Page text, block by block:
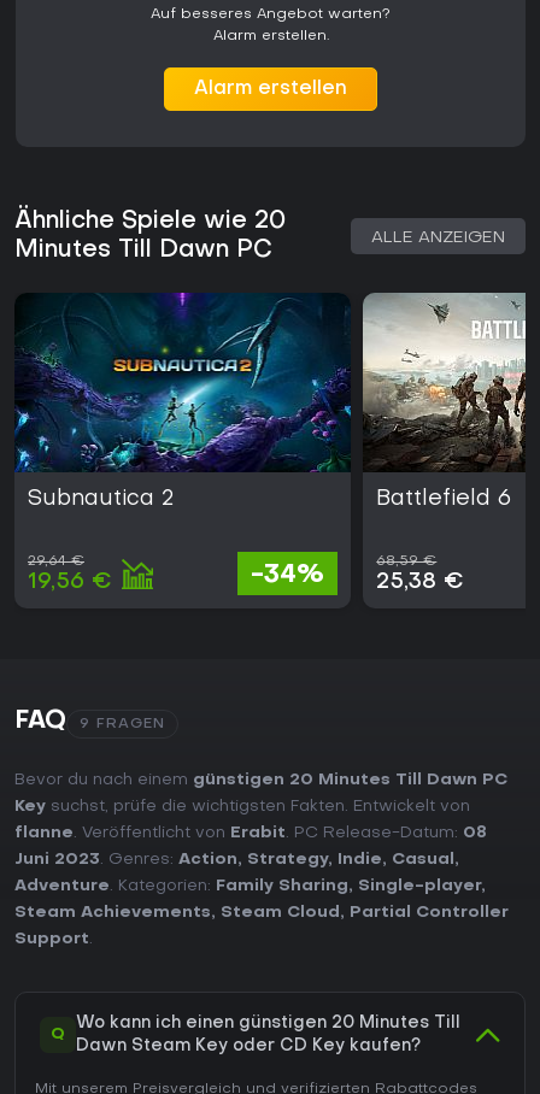
Auf besseres Angebot warten?
Alarm erstellen.
Alarm erstellen
Ähnliche Spiele wie 20
Minutes Till Dawn PC
ALLE ANZEIGEN
Subnautica 2
29,64 €
19,56 € -34%
Battlefield 6
68,59 €
25,38 €
FAQ 9 FRAGEN
Bevor du nach einem günstigen 20 Minutes Till Dawn PC
Key suchst, prüfe die wichtigsten Fakten. Entwickelt von
flanne. Veröffentlicht von Erabit. PC Release-Datum: 08
Juni 2023. Genres: Action, Strategy, Indie, Casual ,
Adventure. Kategorien: Family Sharing, Single-player,
Steam Achievements, Steam Cloud ,
Partial Controller
Support.
Q
Wo kann ich einen günstigen 20 Minutes Till
Dawn Steam Key oder CD Key kaufen?
Mit unserem Preisvergleich und verifizierten Rabattcodes